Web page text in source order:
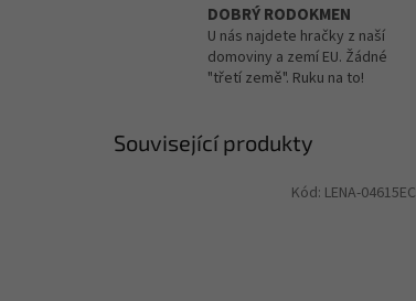
DOBRÝ RODOKMEN
U nás najdete hračky z naší
domoviny a zemí EU. Žádné
"třetí země". Ruku na to!
Související produkty
Kód: LENA-04615EC